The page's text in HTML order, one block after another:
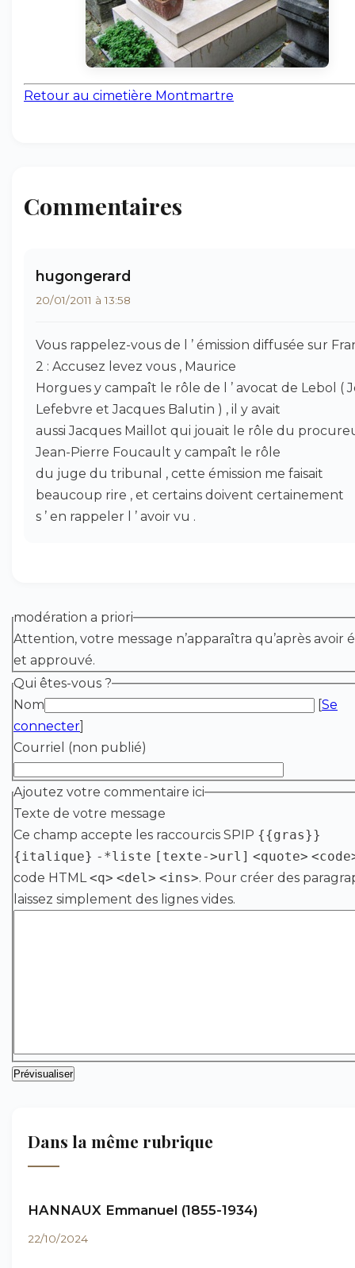
Retour au cimetière Montmartre
Commentaires
hugongerard
20/01/2011 à 13:58
Vous rappelez-vous de l ’ émission diffusée sur
2 : Accusez levez vous , Maurice
Horgues y campaît le rôle de l ’ avocat de Lebol (
Lefebvre et Jacques Balutin ) , il y avait
aussi Jacques Maillot qui jouait le rôle du
Jean-Pierre Foucault y campaît le rôle
du juge du tribunal , cette émission me faisait
beaucoup rire , et certains doivent certainement
s ’ en rappeler l ’ avoir vu .
modération a priori
Attention, votre message n’apparaîtra qu’après avoir
et approuvé.
Qui êtes-vous ?
Nom
[Se
connecter]
Courriel (non publié)
Ajoutez votre commentaire ici
Texte de votre message
Ce champ accepte les raccourcis SPIP {{gras}}
{italique} -*liste [texte->url] <quote>
code HTML<q> <del> <ins>. Pour créer des
laissez simplement des lignes vides.
Dans la même rubrique
HANNAUX Emmanuel (1855-1934)
22/10/2024